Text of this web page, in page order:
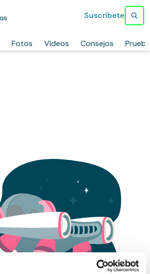
Fotos Vídeos Consejos
Suscríbete